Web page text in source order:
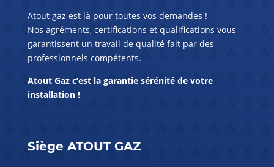
Atout gaz est là pour toutes vos demandes !
Nos agréments, certifications et qualifications vous
garantissent un travail de qualité fait par des
professionnels compétents.
Atout Gaz c’est la garantie sérénité de votre
installation !
Siège ATOUT GAZ